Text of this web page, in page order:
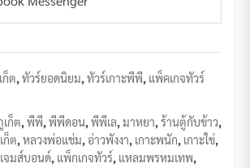
ก็ต,ทัวร์ยอดนิยม,ทัวร์เกาะพีพี, แพ็คเกจทัวร์
ก็ต,พีพี,พีพีดอน,พีพีเล,มาหยา,ร้านตู้กับข้าว,
ก็ต,หลวงพ่อแช่ม,อ่าวพังงา, เกาะพนัก, เกาะใข่,
เจมส์บอนด์, แพ็กเกจทัวร์, แหลมพรหมเทพ,